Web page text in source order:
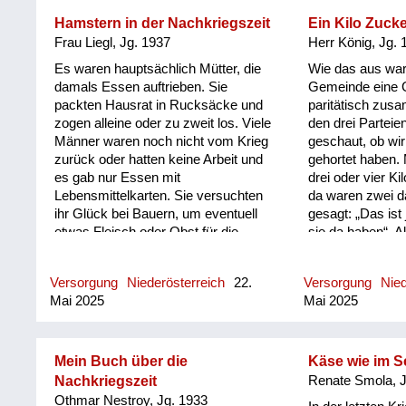
Würmer sind da drin
geschwommen, und die konnte ich
habe ich dann schon an diesen
Erbsentagen Hunger gehabt, weil ich
hab es irgendwie geschafft, dass ich
mit meinem vollen Reindl rausgehen
konnte und es nicht essen musste.
Und wir hatten einen Dackel. Nur der
Dackel, wenn man ihm die Erbsen
hingestellt hat, hat die Nase
gerümpft und ist weggegangen, der
und am
Schwarzmarkt
ich kann mich
an einen
Rasierklingen.
alles gehandelt
Rasierklingen
erinnern. Ich
sehr Wertvolles
Hamstern in der Nachkriegszeit
Frau Liegl, Jg. 1937
Es waren hauptsächlich Mütter, die
damals Essen auftrieben. Sie
packten Hausrat in Rucksäcke und
zogen alleine oder zu zweit los. Viele
Männer waren noch nicht vom Krieg
zurück oder hatten keine Arbeit und
es gab nur Essen mit
Lebensmittelkarten. Sie versuchten
ihr Glück bei Bauern, um eventuell
etwas Fleisch oder Obst für die
Mutter auch länger aus und halfen
bei den Bauern mit für Kost und
aufpassen und aus fast nichts
Essen machen, bis endlich der
Rucksack am Küchentisch landete.
Versorgung Niederösterreich
22.
Mai 2025
Ein Kilo
Herr König, Jg.
Wie das aus
Gemeinde eine
paritätisch
den drei
geschaut, ob
gehortet haben.
drei oder vier
da waren zwei
gesagt: „Das
sie da haben“.
weggenommen
Zweiter, das
die Namen
lieber nicht.
Versorgung
Mai 2025
Mein Buch über die
Nachkriegszeit
Othmar Nestroy, Jg. 1933
Käse wie im
Renate Smola,